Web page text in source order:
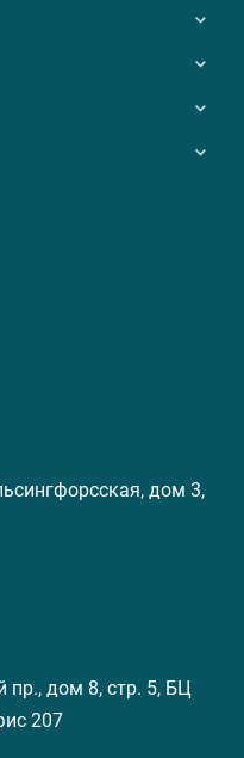
дом 3,
пр., дом 8, стр. 5, БЦ
207